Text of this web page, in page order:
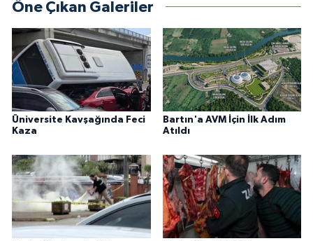
Öne Çıkan Galeriler
Üniversite Kavşağında Feci
Kaza
Bartın'a AVM İçin İlk Adım
Atıldı